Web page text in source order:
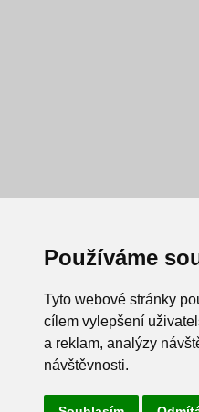
Používáme
Tyto webové stránky
cílem vylepšení
a reklam, analýzy
návštěvnosti.